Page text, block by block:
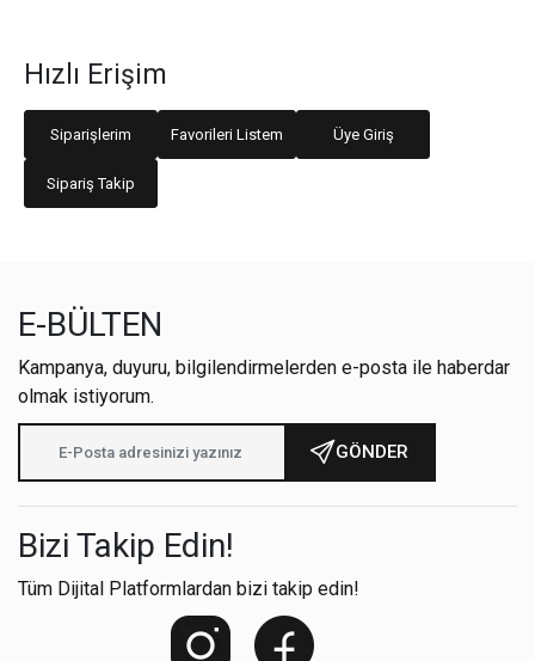
Hızlı Erişim
Siparişlerim Favorileri Listem Üye Giriş
Sipariş Takip
E-BÜLTEN
Kampanya, duyuru, bilgilendirmelerden e-posta ile haberdar
olmak istiyorum.
GÖNDER
Bizi Takip Edin!
Tüm Dijital Platformlardan bizi takip edin!